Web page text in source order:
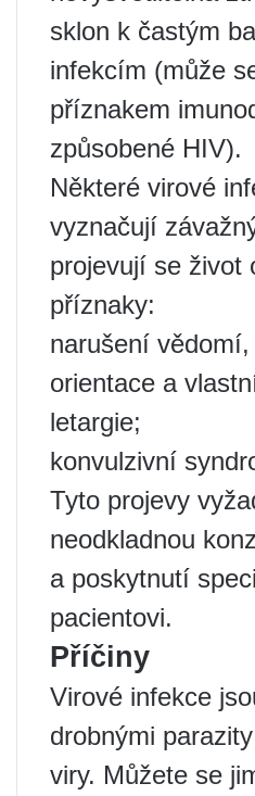
sklon k častým
infekcím (může
příznakem
způsobené HIV).
Některé virové
vyznačují
projevují se život
příznaky:
narušení
orientace a
letargie;
konvulzivní
Tyto projevy
neodkladnou
a poskytnutí
pacientovi.
Příčiny
Virové infekce
drobnými
viry. Můžete se